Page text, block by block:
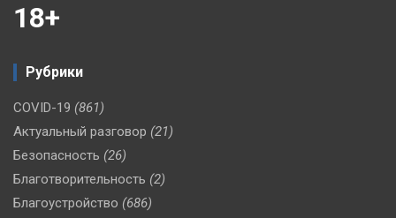
18+
Рубрики
COVID-19 (861)
Актуальный разговор (21)
Безопасность (26)
Благотворительность (2)
Благоустройство (686)